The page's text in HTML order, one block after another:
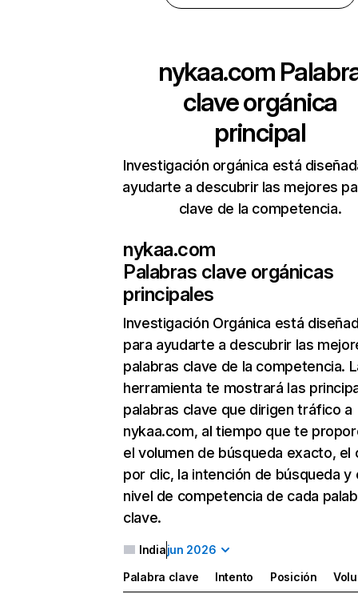
nykaa.com
clave orgánica
principal
Investigación orgánica está
ayudarte a descubrir las mejores
clave de la competencia.
nykaa.com
Palabras clave orgánicas
principales
Investigación Orgánica está
para ayudarte a descubrir las
palabras clave de la competencia.
herramienta te mostrará las
palabras clave que dirigen tráfico a
nykaa.com, al tiempo que te
el volumen de búsqueda exacto, el
por clic, la intención de búsqueda y
nivel de competencia de cada
clave.
Indiajun 2026
Palabra clave Intento Posición